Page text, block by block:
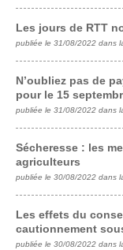
Les jours de RTT
publiée le 31/08/2022 dans
N’oubliez pas de
pour le 15
publiée le 31/08/2022 dans
Sécheresse : les
agriculteurs
publiée le 30/08/2022 dans
Les effets du
cautionnement
publiée le 30/08/2022 dans